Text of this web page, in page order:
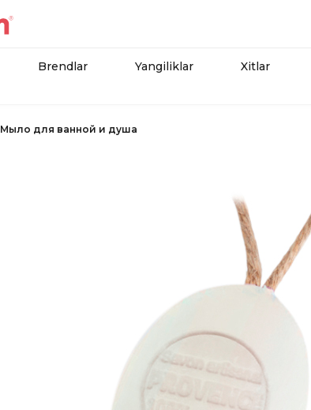
Brendlar Yangiliklar Xitlar
Мыло для ванной и душа